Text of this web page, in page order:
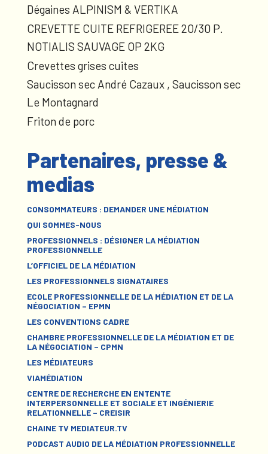
Dégaines ALPINISM & VERTIKA
CREVETTE CUITE REFRIGEREE 20/30 P.
NOTIALIS SAUVAGE OP 2KG
Crevettes grises cuites
Saucisson sec André Cazaux , Saucisson sec
Le Montagnard
Friton de porc
Partenaires, presse &
medias
CONSOMMATEURS : DEMANDER UNE MÉDIATION
QUI SOMMES-NOUS
PROFESSIONNELS : DÉSIGNER LA MÉDIATION
PROFESSIONNELLE
L’OFFICIEL DE LA MÉDIATION
LES PROFESSIONNELS SIGNATAIRES
ECOLE PROFESSIONNELLE DE LA MÉDIATION ET DE LA
NÉGOCIATION – EPMN
LES CONVENTIONS CADRE
CHAMBRE PROFESSIONNELLE DE LA MÉDIATION ET DE
LA NÉGOCIATION – CPMN
LES MÉDIATEURS
VIAMÉDIATION
CENTRE DE RECHERCHE EN ENTENTE
INTERPERSONNELLE ET SOCIALE ET INGÉNIERIE
RELATIONNELLE – CREISIR
CHAINE TV MEDIATEUR.TV
PODCAST AUDIO DE LA MÉDIATION PROFESSIONNELLE